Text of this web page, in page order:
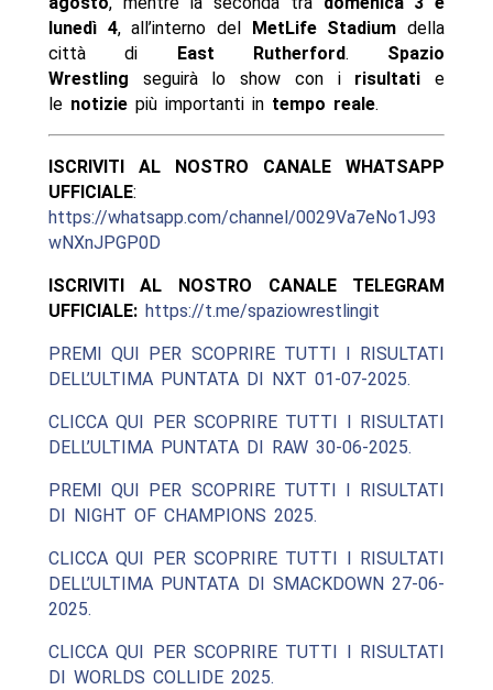
lunedì 4, all’interno del MetLife Stadium della
città di
East Rutherford. Spazio
Wrestling seguirà lo show con i risultati e
le notiziepiù importanti in tempo reale.
ISCRIVITI AL NOSTRO CANALE WHATSAPP
UFFICIALE:
https://whatsapp.com/channel/0029Va7eNo1J93
wNXnJPGP0D
ISCRIVITI AL NOSTRO CANALE TELEGRAM
UFFICIALE: https://t.me/spaziowrestlingit
PREMI QUI PER SCOPRIRE TUTTI I RISULTATI
DELL’ULTIMA PUNTATA DI NXT 01-07-2025.
CLICCA QUI PER SCOPRIRE TUTTI I RISULTATI
DELL’ULTIMA PUNTATA DI RAW 30-06-2025.
PREMI QUI PER SCOPRIRE TUTTI I RISULTATI
DI NIGHT OF CHAMPIONS 2025.
CLICCA QUI PER SCOPRIRE TUTTI I RISULTATI
DELL’ULTIMA PUNTATA DI SMACKDOWN 27-06-
2025.
CLICCA QUI PER SCOPRIRE TUTTI I RISULTATI
DI WORLDS COLLIDE 2025.